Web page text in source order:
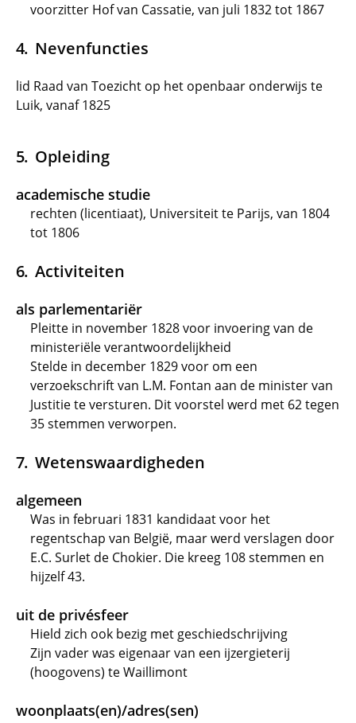
voorzitter Hof van Cassatie, van juli 1832 tot 1867
Nevenfuncties
lid Raad van Toezicht op het openbaar onderwijs te
Luik, vanaf 1825
Opleiding
academische studie
rechten (licentiaat), Universiteit te Parijs, van 1804
tot 1806
Activiteiten
als parlementariër
Pleitte in november 1828 voor invoering van de
ministeriële verantwoordelijkheid
Stelde in december 1829 voor om een
verzoekschrift van L.M. Fontan aan de minister van
Justitie te versturen. Dit voorstel werd met 62 tegen
35 stemmen verworpen.
Wetenswaardigheden
algemeen
Was in februari 1831 kandidaat voor het
regentschap van België, maar werd verslagen door
E.C. Surlet de Chokier. Die kreeg 108 stemmen en
hijzelf 43.
uit de privésfeer
Hield zich ook bezig met geschiedschrijving
Zijn vader was eigenaar van een ijzergieterij
(hoogovens) te Waillimont
woonplaats(en)/adres(sen)